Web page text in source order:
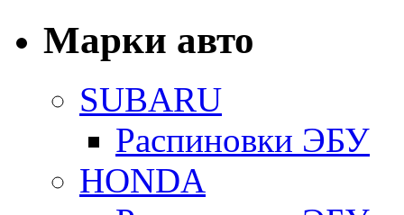
Марки авто
SUBARU
Распиновки ЭБУ
HONDA